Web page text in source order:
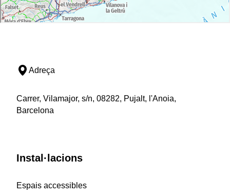
Adreça
Carrer, Vilamajor, s/n, 08282, Pujalt, l'Anoia,
Barcelona
Instal·lacions
Espais accessibles